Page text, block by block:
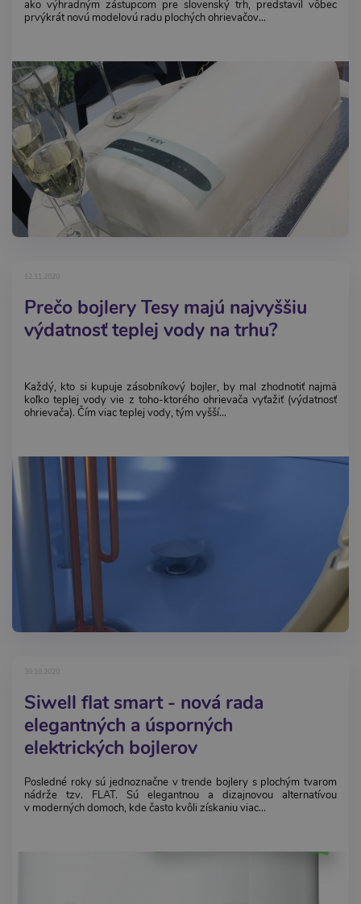
ako výhradným zástupcom pre slovenský trh, predstavil vôbec
prvýkrát novú modelovú radu plochých ohrievačov...
Prečo bojlery Tesy majú najvyššiu
výdatnosť teplej vody na trhu?
Každý, kto si kupuje zásobníkový bojler, by mal zhodnotiť najmä
koľko teplej vody vie z toho-ktorého ohrievača vyťažiť (výdatnosť
ohrievača). Čím viac teplej vody, tým vyšší...
Siwell flat smart - nová rada
elegantných a úsporných
elektrických bojlerov
Posledné roky sú jednoznačne v trende bojlery s plochým tvarom
nádrže tzv. FLAT. Sú elegantnou a dizajnovou alternatívou
v moderných domoch, kde často kvôli získaniu viac...